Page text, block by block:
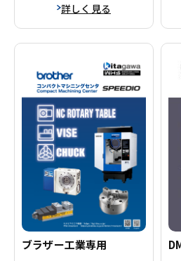
詳しく見る
ブラザー工業専用